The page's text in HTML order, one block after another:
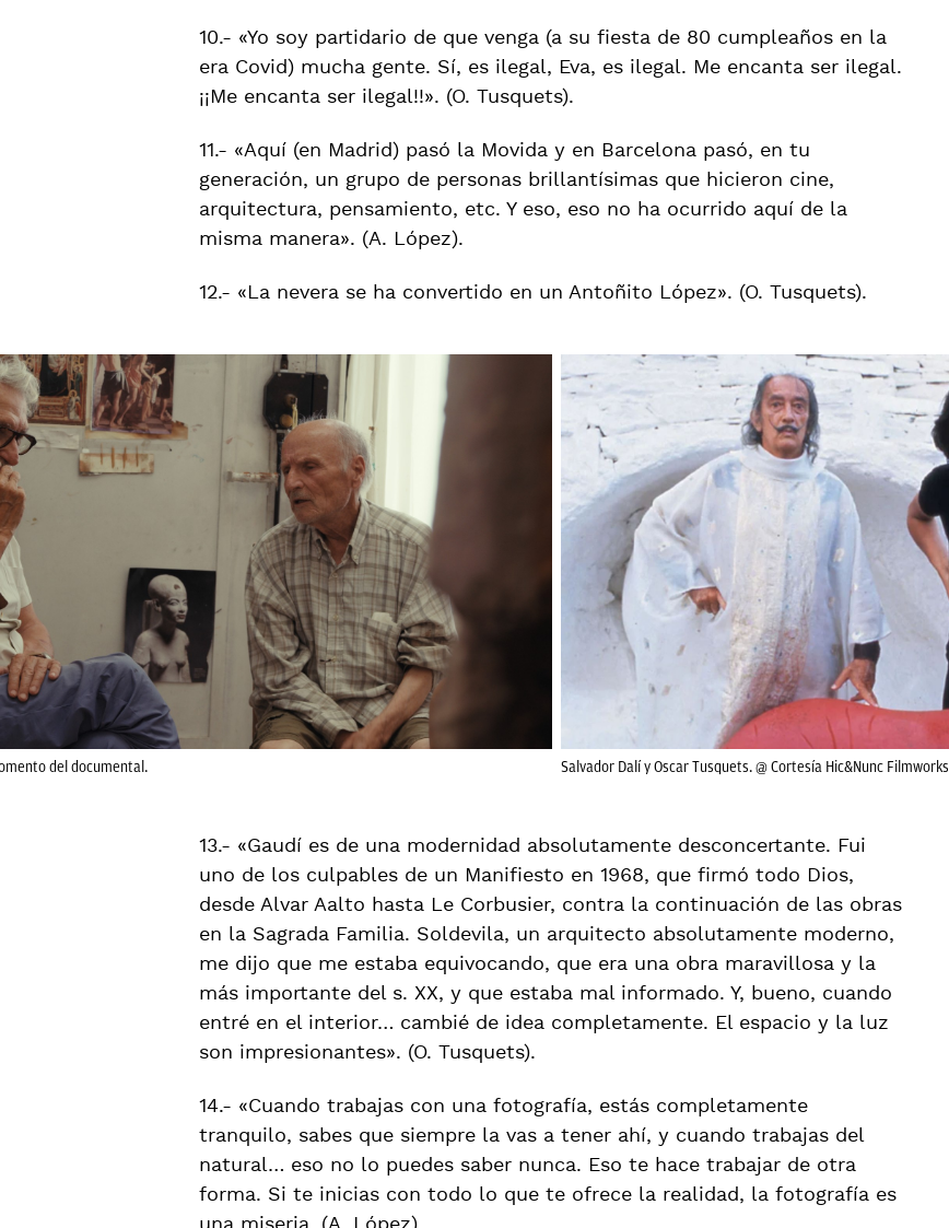
10.- «Yo soy partidario de que venga (a su fiesta de 80 cumpleaños en la
era Covid) mucha gente. Sí, es ilegal, Eva, es ilegal. Me encanta ser ilegal.
¡¡Me encanta ser ilegal!!». (O. Tusquets).
11.- «Aquí (en Madrid) pasó la Movida y en Barcelona pasó, en tu
generación, un grupo de personas brillantísimas que hicieron cine,
arquitectura, pensamiento, etc. Y eso, eso no ha ocurrido aquí de la
misma manera». (A. López).
12.- «La nevera se ha convertido en un Antoñito López». (O. Tusquets).
del documental. Salvador Dalí y Oscar Tusquets. @ Cortesía Hic&Nunc Filmworks
13.- «Gaudí es de una modernidad absolutamente desconcertante. Fui
uno de los culpables de un Manifiesto en 1968, que firmó todo Dios,
desde Alvar Aalto hasta Le Corbusier, contra la continuación de las obras
en la Sagrada Familia. Soldevila, un arquitecto absolutamente moderno,
me dijo que me estaba equivocando, que era una obra maravillosa y la
más importante del s. XX, y que estaba mal informado. Y, bueno, cuando
entré en el interior… cambié de idea completamente. El espacio y la luz
son impresionantes». (O. Tusquets).
14.- «Cuando trabajas con una fotografía, estás completamente
tranquilo, sabes que siempre la vas a tener ahí, y cuando trabajas del
natural… eso no lo puedes saber nunca. Eso te hace trabajar de otra
forma. Si te inicias con todo lo que te ofrece la realidad, la fotografía es